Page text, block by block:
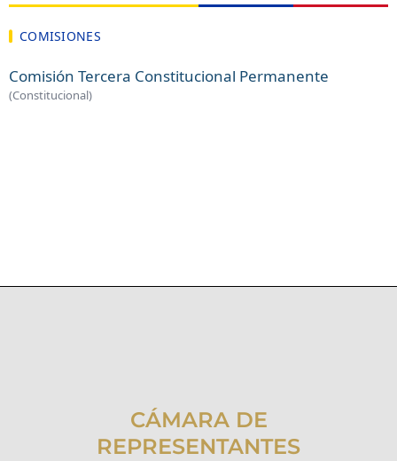
COMISIONES
Comisión Tercera Constitucional Permanente
(Constitucional)
CÁMARA DE
REPRESENTANTES